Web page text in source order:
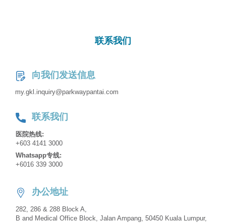
联系我们
向我们发送信息
my.gkl.inquiry@parkwaypantai.com
联系我们
医院热线:
+603 4141 3000
Whatsapp专线:
+6016 339 3000
办公地址
282, 286 & 288 Block A,
B and Medical Office Block, Jalan Ampang, 50450 Kuala Lumpur,